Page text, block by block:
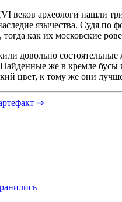
археологи нашли
язычества. Судя по
как их московские
довольно
же в кремле
цвет, к тому же они
⇒